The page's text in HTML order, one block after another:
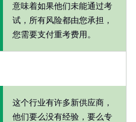
意味着如果他们未能通过考
试，所有风险都由您承担，
您需要支付重考费用。
这个行业有许多新供应商，
他们要么没有经验，要么专